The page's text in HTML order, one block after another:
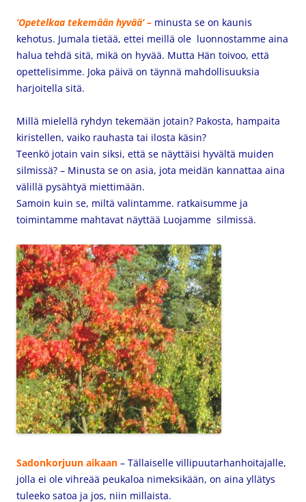
’Opetelkaa tekemään hyvää’ – minusta se on kaunis
kehotus. Jumala tietää, ettei meillä ole luonnostamme aina
halua tehdä sitä, mikä on hyvää. Mutta Hän toivoo, että
opettelisimme. Joka päivä on täynnä mahdollisuuksia
harjoitella sitä.
Millä mielellä ryhdyn tekemään jotain? Pakosta, hampaita
kiristellen, vaiko rauhasta tai ilosta käsin?
Teenkö jotain vain siksi, että se näyttäisi hyvältä muiden
silmissä? – Minusta se on asia, jota meidän kannattaa aina
välillä pysähtyä miettimään.
Samoin kuin se, miltä valintamme. ratkaisumme ja
toimintamme mahtavat näyttää Luojamme silmissä.
Sadonkorjuun aikaan – Tällaiselle villipuutarhanhoitajalle,
jolla ei ole vihreää peukaloa nimeksikään, on aina yllätys
tuleeko satoa ja jos, niin millaista.